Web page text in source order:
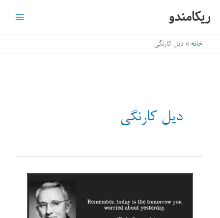
ریکامندو
خانه دیل کارنگی
دیل کارنگی